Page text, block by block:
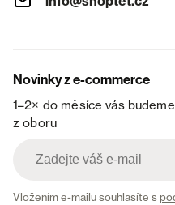
Novinky z e-commerce
1–2× do měsíce vás
z oboru
Vložením e-mailu souhlasíte s